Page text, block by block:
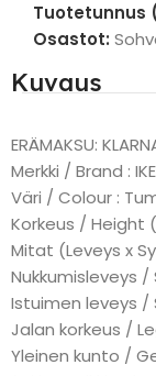
Tuotetunnus
Osastot:
Kuvaus
ERÄMAKSU:
Merkki / Brand :
Väri / Colour :
Korkeus / Height
Mitat (Leveys x
Nukkumisleveys /
Istuimen leveys
Jalan korkeus /
Yleinen kunto /